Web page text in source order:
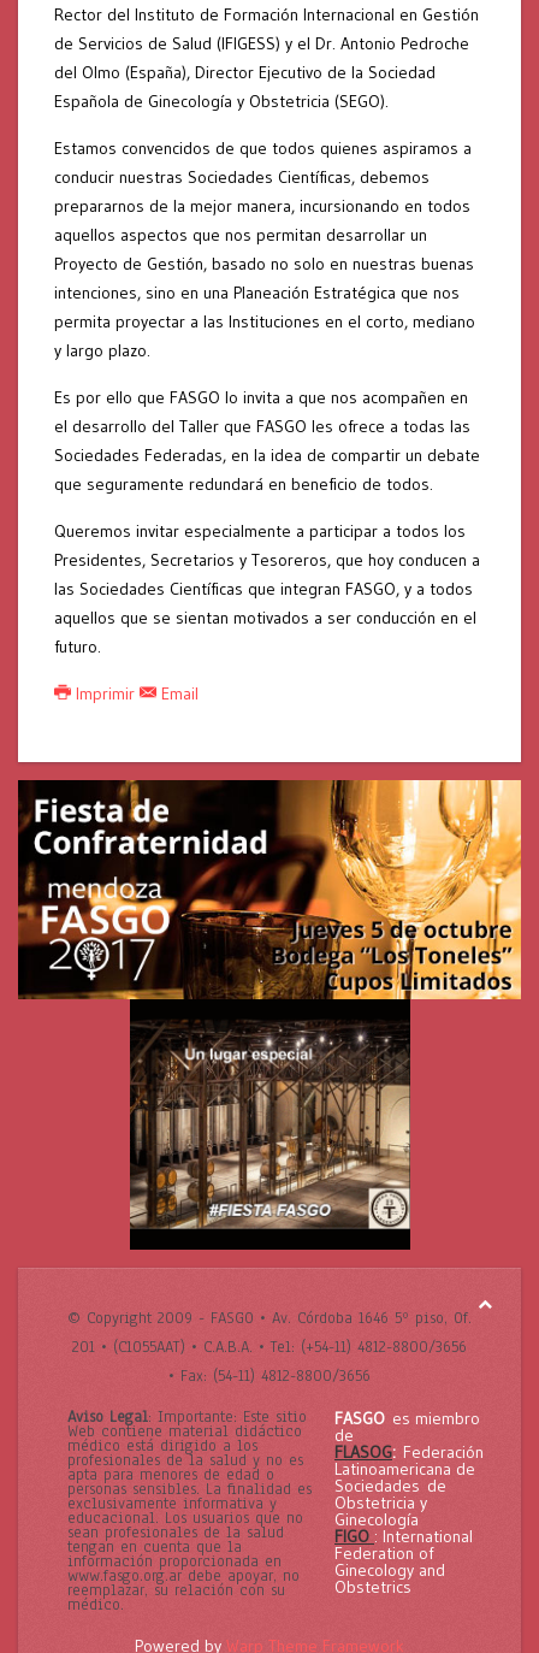
Rector del Instituto de Formación Internacional en Gestión
de Servicios de Salud (IFIGESS) y el Dr. Antonio Pedroche
del Olmo (España), Director Ejecutivo de la Sociedad
Española de Ginecología y Obstetricia (SEGO).
Estamos convencidos de que todos quienes aspiramos a
conducir nuestras Sociedades Científicas, debemos
prepararnos de la mejor manera, incursionando en todos
aquellos aspectos que nos permitan desarrollar un
Proyecto de Gestión, basado no solo en nuestras buenas
intenciones, sino en una Planeación Estratégica que nos
permita proyectar a las Instituciones en el corto, mediano
y largo plazo.
Es por ello que FASGO lo invita a que nos acompañen en
el desarrollo del Taller que FASGO les ofrece a todas las
Sociedades Federadas, en la idea de compartir un debate
que seguramente redundará en beneficio de todos.
Queremos invitar especialmente a participar a todos los
Presidentes, Secretarios y Tesoreros, que hoy conducen a
las Sociedades Científicas que integran FASGO, y a todos
aquellos que se sientan motivados a ser conducción en el
futuro.
Imprimir Email
© Copyright 2009 - FASGO • Av. Córdoba 1646 5º piso, Of.
201 • (C1055AAT) • C.A.B.A. •Tel: (+54-11) 4812-8800/3656
• Fax: (54-11) 4812-8800/3656
Aviso Legal: Importante: Este sitio
Web contiene material didáctico
médico está dirigido a los
profesionales de la salud y no es
apta para menores de edad o
personas sensibles. La finalidad es
exclusivamente informativa y
educacional. Los usuarios que no
sean profesionales de la salud
tengan en cuenta que la
información proporcionada en
www.fasgo.org.ar debe apoyar, no
reemplazar, su relación con su
médico.
FASGO es miembro
de
FLASOG: Federación
Latinoamericana de
Sociedades de
Obstetricia y
Ginecología
FIGO : International
Federation of
Ginecology and
Obstetrics
Powered by Warp Theme Framework